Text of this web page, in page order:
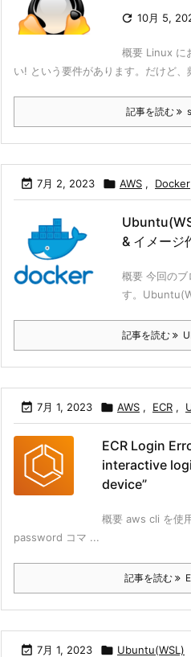
 10月 5,
概要 Linux に
い! という要件があります。だけど、
記事を読む
 7月 2, 2023  AWS , Docker
& イメージ
概要 今回の
す。
記事を読む
 7月 1, 2023  AWS , ECR ,
ECR Login
interactive
device”
概要 aws cli を使
password コマ ...
記事を読む
 7月 1, 2023  Ubuntu(WSL)